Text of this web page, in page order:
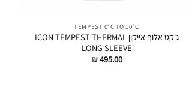
TEMPEST 0°C TO 10°C
ג'קט אלוף אייקון ICON TEMPEST THERMAL
LONG SLEEVE
₪495.00